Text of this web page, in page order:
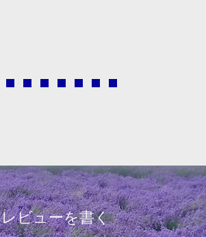
レビューを書く